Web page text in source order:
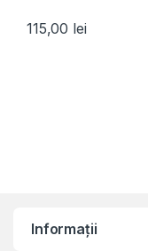
Aspire 4771Z
115,00 lei
Informații